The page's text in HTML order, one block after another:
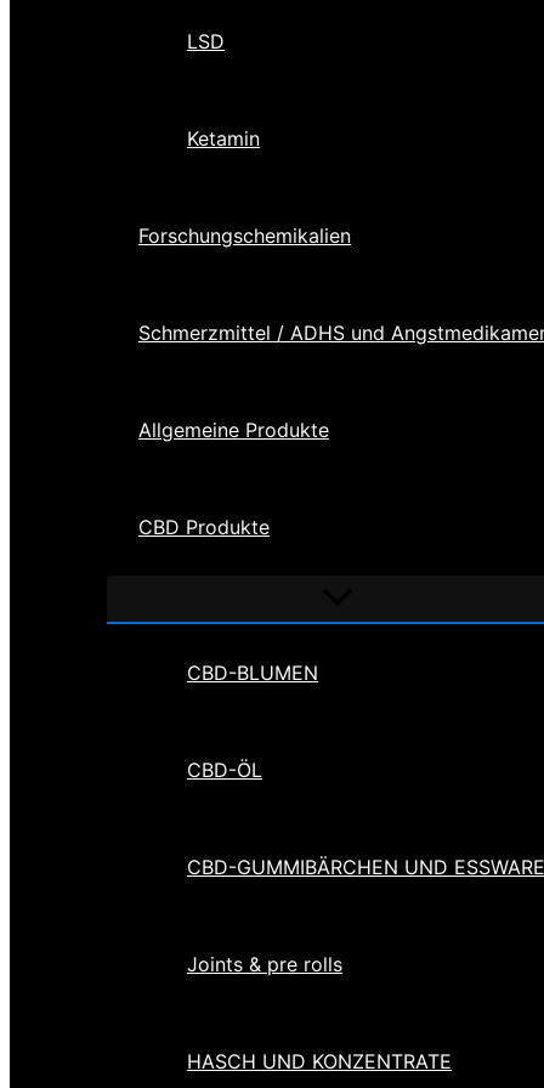
LSD
Ketamin
Forschungschemikalien
Schmerzmittel / ADHS und
Allgemeine Produkte
CBD Produkte
umschalten
CBD-BLUMEN
CBD-ÖL
CBD-GUMMIBÄRCHEN UND
Joints & pre rolls
HASCH UND KONZENTRATE